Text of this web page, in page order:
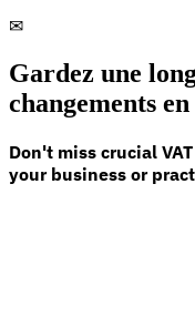
✉
Gardez une
changements
Don't miss crucial
your business or